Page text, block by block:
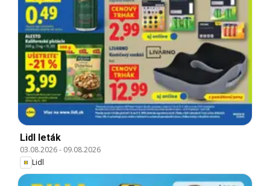
Lidl leták
03.08.2026- 09.08.2026
Lidl